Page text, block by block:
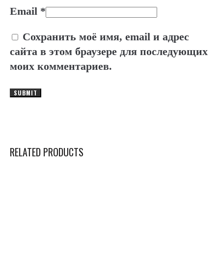
Email *
Сохранить моё имя, email и адрес
сайта в этом браузере для последующих
моих комментариев.
RELATED PRODUCTS